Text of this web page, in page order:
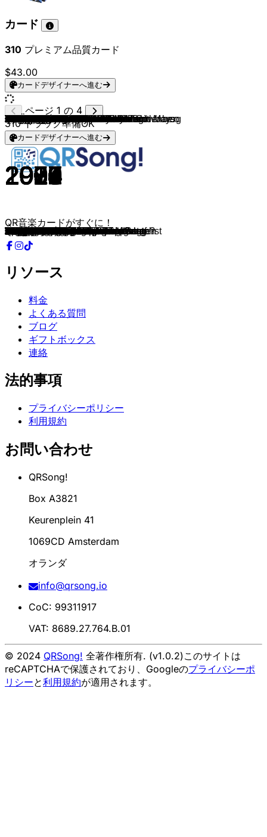
カード
310 プレミアム品質カード
$43.00
カードデザイナーへ進む
Tobee
2017
Helikopter 117
Die Zipfelmützen & Partynator
2007
Steh´ auf, wenn du auf Zwerge stehst
Kerstin Ott
2018
Regenbogenfarben
Die Atzen
2009
Das geht ab
Andreas Gabalier
2015
Hulapalu
Die Kolibris
1998
Die Hände Zum Himmel
DJ Ötzi
2000
Hey Baby
Eiffel 65
1999
Blue
Lady Gaga
2008
Poker Face
Lou Bega
1999
Mambo No.5
Luis Fonsi & Daddy Yankee
2017
Despacito
Markus Becker & Die Mallorca Cowboys
2007
Das rote Pferd
Michel Teló
2012
Ai Se Eu Te Pego
Peter Wackel
2015
Die Nacht von Freitag auf Montag
Pharrell Williams
2013
Happy
PSY
2012
Gangnam Style
Puhdys
1976
Alt wie ein Baum
Pur
1999
Party Mix I
Pur
1999
Party Mix II
Pur
1999
Party Mix III
Village People
1978
Y.M.C.A.
Markus Becker
2020
Ale Ale Aleksandra
Die Draufgänger & Lorenz Büffel
2018
Johnny Deere
Markus Becker
2018
Fliegerlied
Markus Becker
2008
Hörst du die Regenwürmer husten?
David Hasselhoff
2017
Do the Limbo Dance
Lorenz Büffel
2016
Johnny Däpp
Mickie Krause & KO&KO
2010
Schatzi Schenk Mir Ein Foto
DJ Ötzi
2009
Sweet Caroline
Höhner
2005
Wenn nicht jetzt, wann dann?
Die Draufgänger
2018
Cordula Grün
Klaus Lage
1984
1000 und 1 Nacht
Ina Colada
2016
Die Gummibärenbande
Honk! & Isi Glück
2023
Delfin
Julian Sommer & Mia Julia
2023
Peter Pan
Julien Bam
2018
Mach die Robbe
Kings of Günter
2024
Hast Du Saufen mal probiert?
Almklausi
2022
Ich war noch niemals in den Bergen
Killermichel
2023
Quellkartoffel un Dupp Dupp
Dorfrocker & Kings of Günter
2024
Spaghetti Polonaise
Kings of Günter
2023
Hey wir woll'n die Eisbärn sehn
Mickie Krause
2019
Eine Woche wach
Buddy
2003
Ab in den Süden
Tim Toupet
2009
So ein schöner Tag
Querbeat
2014
Nie mehr Fastelovend
Geier Sturzflug
1984
Pure Lust am Leben
Fäaschtbänkler
2016
Can You English Please
Malle Anja, Mia Julia
2022
Der Zug hat keine Bremse
Roland Kaiser & Maite Kelly
2014
Warum hast Du nicht nein gesagt
Otto Waalkes
1993
Wir haben Grund zum Feiern
Dorfrocker
2019
Engelbert Strauss
Mickie Krause & Chaos Team
2016
Wir sind die Kinder vom Süderhof
Andreas Gabalier & Harris & Ford
2016
Hulapalu
Levi Heron
2025
The Glen
Mountain Crew
2020
Octopus
Axel Fischer & Cora Von dem Bottlenberg
2008
Amsterdam
Vincent Gross
2023
Ouzo
Oimara
2024
Wackelkontakt
Luca-Dante Spadafora
2023
Mädchen auf dem Pferd
Roger Whittaker
1987
Ein bisschen Aroma
Christian Steiffen
2013
Ich fühl' mich Disco
The Proclaimers
1988
I'm Gonna Be
Tobee
2007
Lotusblume
DJ Apres Ski
2015
Eine Insel mit zwei Bergen
Libero 5
2009
Der ganze Bus muss Pipi
DJ Redblack & Stereoact
2023
Sarà Perché Ti Amo
Die Flippers
2009
Wir sagen danke schön
Chaos Team & Bibi und Tina
2020
Bibi und Tina Lied
Frenzy
2024
Ameise
Icona Pop & Charli xcx
2012
I Love It
Der Partycrasher
2024
Auf zum Karneval
Killermichel & Selina
2025
Gute Laune
Der Zipfelbube, Almklausi & Magic Marco
2025
Tretboot
The Flirts
1984
Helpless
Fancy
1984
Slice Me Nice
CYRIL
2023
Stumblin' In
Sean Paul
2012
She Doesn't Mind
STEVIO & LEZA
2024
Großraumdiscotherapie
Jennifer Rush & Stereoact
1984
Ring of Ice
Hot Water
2010
Wamkelekile
Nina Chuba & Juju
2022
Wildberry Lillet
The Weeknd & Ariana Grande
2021
Save Your Tears
Glee Cast & Olivia Newton-John
2010
Physical
Vicky Leandros & Stereoact
2021
Ich liebe das Leben
Connie Francis & Stereoact
2022
Schöner fremder Mann
De Randfichten
2012
Du kleine Fliege
Luis Fonsi & Demi Lovato
2019
Échame La Culpa
Rednex
2000
The Spirit of the Hawk
Dynoro
2018
In My Mind
Men At Work
1981
Down Under
Tones And I
2019
Dance Monkey
Ben Zucker & Thorsten Brötzmann
2018
Was für eine geile Zeit
Shaboozey
2024
A Bar Song
Cascada & Maurice West
2005
Everytime We Touch
Basshunter
2006
Boten Anna
DJ Herzbeat & Clowns & Helden
2024
Ich liebe dich
EYJA
2020
Wonderwall
Paveier
2016
Leev Marie
Die Toten Hosen
2012
Tage wie diese
Helene Fischer
2013
Atemlos Durch Die Nacht
ページ 1 の 4
310トラック準備OK
カードデザイナーへ進む
QR音楽カードがすぐに！
リソース
料金
よくある質問
ブログ
ギフトボックス
連絡
法的事項
プライバシーポリシー
利用規約
お問い合わせ
QRSong!
Box A3821
Keurenplein 41
1069CD Amsterdam
オランダ
info@qrsong.io
CoC: 99311917
VAT: 8689.27.764.B.01
© 2024 QRSong! 全著作権所有. (v1.0.2)このサイトは
reCAPTCHAで保護されており、Googleのプライバシーポ
リシーと利用規約が適用されます。